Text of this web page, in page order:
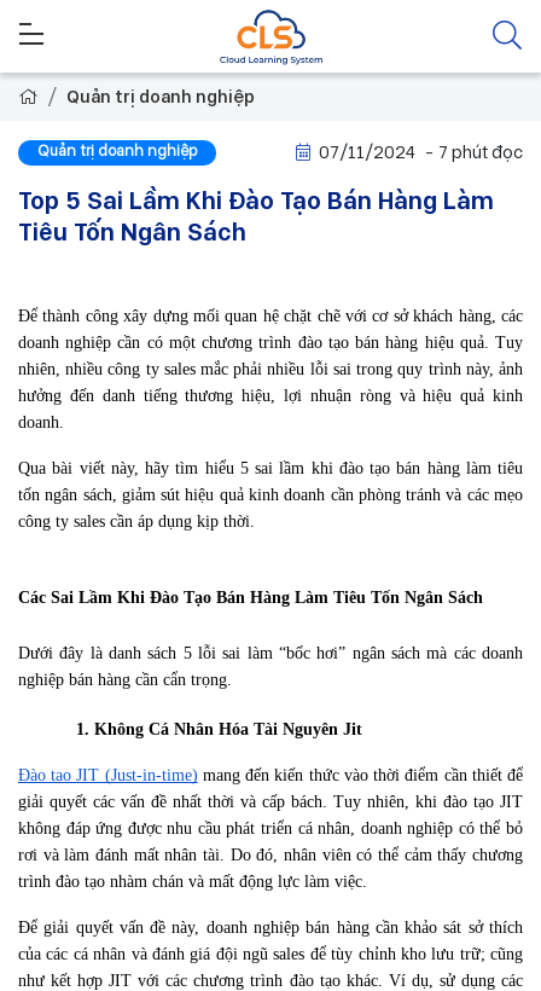
Quản trị doanh nghiệp
Quản trị doanh nghiệp 07/11/2024 - 7 phút đọc
Top 5 Sai Lầm Khi Đào Tạo Bán Hàng Làm
Tiêu Tốn Ngân Sách
Để thành công xây dựng mối quan hệ chặt chẽ với cơ sở khách hàng, các
doanh nghiệp cần có một chương trình đào tạo bán hàng hiệu quả. Tuy
nhiên, nhiều công ty sales mắc phải nhiều lỗi sai trong quy trình này, ảnh
hưởng đến danh tiếng thương hiệu, lợi nhuận ròng và hiệu quả kinh
doanh.
Qua bài viết này, hãy tìm hiểu 5 sai lầm khi đào tạo bán hàng làm tiêu
tốn ngân sách, giảm sút hiệu quả kinh doanh cần phòng tránh và các mẹo
công ty sales cần áp dụng kịp thời.
Các Sai Lầm Khi Đào Tạo Bán Hàng Làm Tiêu Tốn Ngân Sách
Dưới đây là danh sách 5 lỗi sai làm “bốc hơi” ngân sách mà các doanh
nghiệp bán hàng cần cẩn trọng.
1. Không Cá Nhân Hóa Tài Nguyên Jit
Đào tạo JIT (Just-in-time) mang đến kiến thức vào thời điểm cần thiết để
giải quyết các vấn đề nhất thời và cấp bách. Tuy nhiên, khi đào tạo JIT
không đáp ứng được nhu cầu phát triển cá nhân, doanh nghiệp có thể bỏ
rơi và làm đánh mất nhân tài. Do đó, nhân viên có thể cảm thấy chương
trình đào tạo nhàm chán và mất động lực làm việc.
Để giải quyết vấn đề này, doanh nghiệp bán hàng cần khảo sát sở thích
của các cá nhân và đánh giá đội ngũ sales để tùy chỉnh kho lưu trữ; cũng
như kết hợp JIT với các chương trình đào tạo khác. Ví dụ, sử dụng các